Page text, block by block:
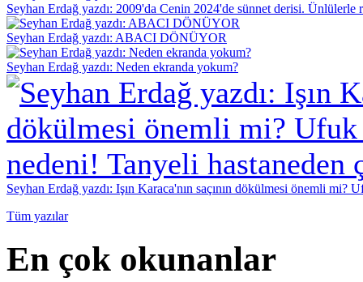
Seyhan Erdağ yazdı: 2009'da Cenin 2024'de sünnet derisi.
Seyhan Erdağ yazdı: ABACI DÖNÜYOR
Seyhan Erdağ yazdı: Neden ekranda yokum?
Seyhan Erdağ yazdı: Işın Karaca'nın saçının dökülmesi önemli mi?
Tüm yazılar
En çok okunanlar